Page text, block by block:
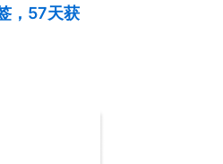
，57天获